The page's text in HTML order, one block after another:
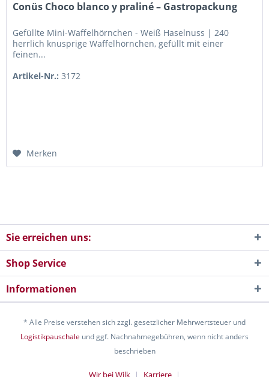
Conüs Choco blanco y praliné – Gastropackung
Gefüllte Mini-Waffelhörnchen - Weiß Haselnuss | 240
herrlich knusprige Waffelhörnchen, gefüllt mit einer
feinen...
Artikel-Nr.: 3172
Merken
Sie erreichen uns:
Shop Service
Informationen
* Alle Preise verstehen sich zzgl. gesetzlicher Mehrwertsteuer und
Logistikpauschale und ggf. Nachnahmegebühren, wenn nicht anders
beschrieben
Wir bei Wilk Karriere